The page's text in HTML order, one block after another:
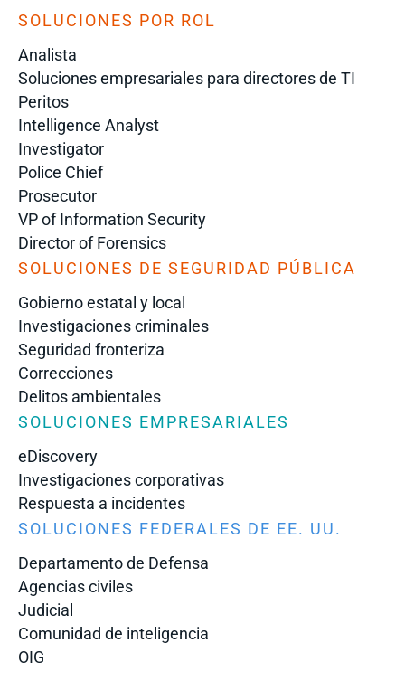
SOLUCIONES POR ROL
Analista
Soluciones empresariales para directores de TI
Peritos
Intelligence Analyst
Investigator
Police Chief
Prosecutor
VP of Information Security
Director of Forensics
SOLUCIONES DE SEGURIDAD PÚBLICA
Gobierno estatal y local
Investigaciones criminales
Seguridad fronteriza
Correcciones
Delitos ambientales
SOLUCIONES EMPRESARIALES
eDiscovery
Investigaciones corporativas
Respuesta a incidentes
SOLUCIONES FEDERALES DE EE. UU.
Departamento de Defensa
Agencias civiles
Judicial
Comunidad de inteligencia
OIG